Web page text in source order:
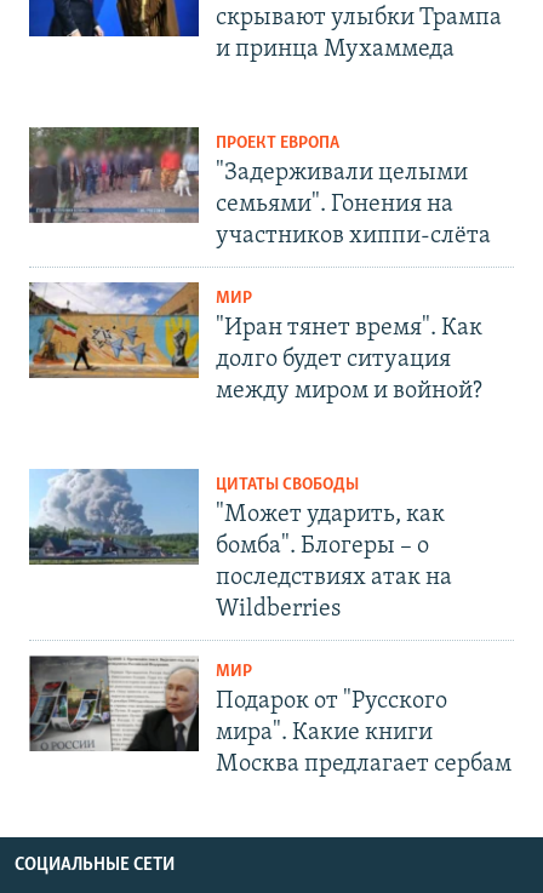
скрывают улыбки Трампа
и принца Мухаммеда
ПРОЕКТ ЕВРОПА
"Задерживали целыми
семьями". Гонения на
участников хиппи-слёта
МИР
"Иран тянет время". Как
долго будет ситуация
между миром и войной?
ЦИТАТЫ СВОБОДЫ
"Может ударить, как
бомба". Блогеры – о
последствиях атак на
Wildberries
МИР
Подарок от "Русского
мира". Какие книги
Москва предлагает сербам
СОЦИАЛЬНЫЕ СЕТИ